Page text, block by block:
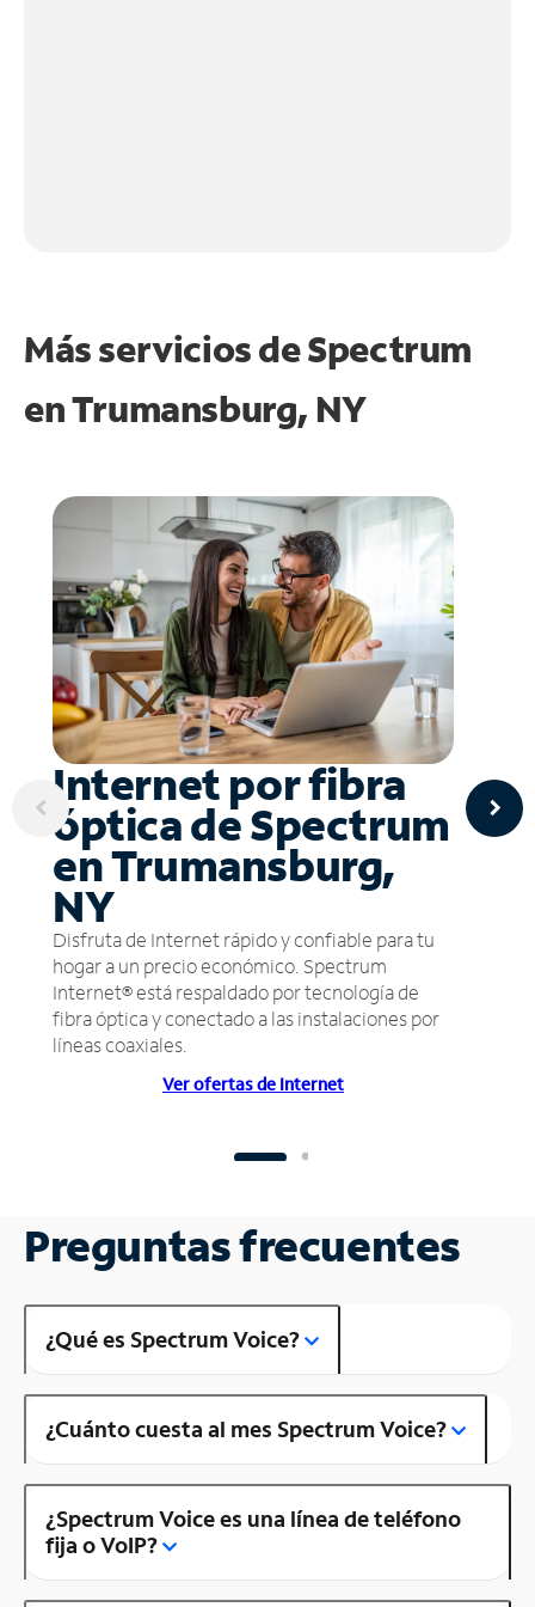
Más servicios de Spectrum
enTrumansburg, NY
Internet por fibra
óptica de Spectrum
en Trumansburg,
NY
Disfruta de Internet rápido y confiable para tu
hogar a un precio económico. Spectrum
Internet® está respaldado por tecnología de
fibra óptica y conectado a las instalaciones por
líneas coaxiales.
Ver ofertas de Internet
Preguntas frecuentes
¿Qué es Spectrum Voice?
¿Cuánto cuesta al mes Spectrum Voice?
¿Spectrum Voice es una línea de teléfono
fija o VoIP?